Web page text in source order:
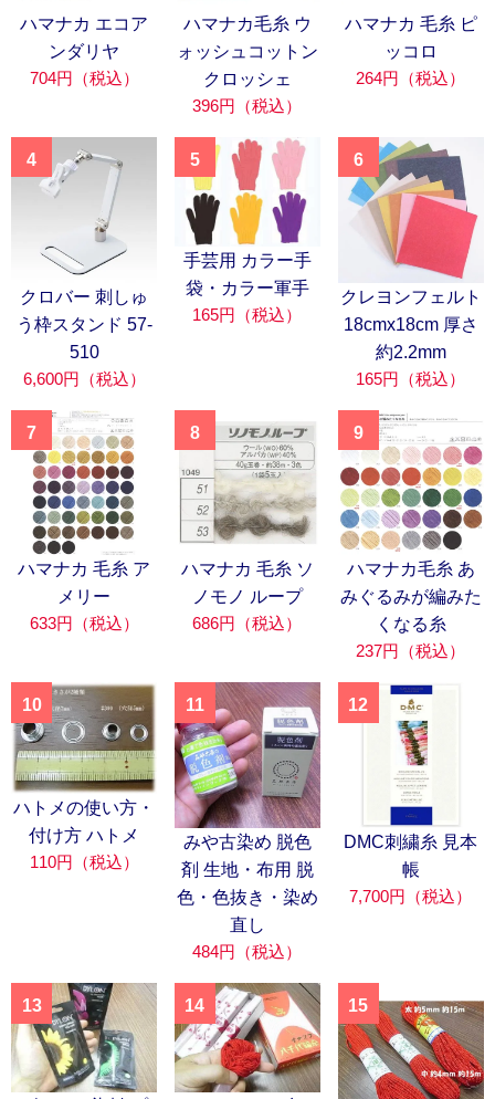
ハマナカ エコア
ンダリヤ
704円（税込）
ハマナカ毛糸 ウ
ォッシュコットン
クロッシェ
396円（税込）
ハマナカ 毛糸 ピ
ッコロ
264円（税込）
4
クロバー 刺しゅ
う枠スタンド 57-
510
6,600円（税込）
5
手芸用 カラー手
袋・カラー軍手
165円（税込）
6
クレヨンフェルト
18cmx18cm 厚さ
約2.2mm
165円（税込）
7
ハマナカ 毛糸 ア
メリー
633円（税込）
8
ハマナカ 毛糸 ソ
ノモノ ループ
686円（税込）
9
ハマナカ毛糸 あ
みぐるみが編みた
くなる糸
237円（税込）
10
ハトメの使い方・
付け方 ハトメ
110円（税込）
11
みや古染め 脱色
剤 生地・布用 脱
色・色抜き・染め
直し
484円（税込）
12
DMC刺繍糸 見本
帳
7,700円（税込）
13 14 15